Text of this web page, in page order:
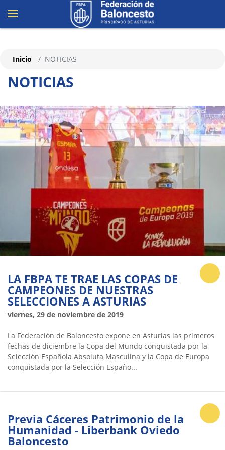
NOTICIAS
Inicio NOTICIAS
LA FBPA TE TRAE LAS COPAS DE
CAMPEONES DE NUESTRAS
SELECCIONES A ASTURIAS
viernes, 29 de noviembre de 2019
La Federación de Baloncesto expone en Asturias las primeros
fechas de diciembre la Copa del Mundo conquistada por la
Selección Española Absoluta Masculina y la Copa de Europa
conquistada por la Selección Españo...
Previa Cáceres Patrimonio de la
Humanidad - Liberbank Oviedo
Baloncesto